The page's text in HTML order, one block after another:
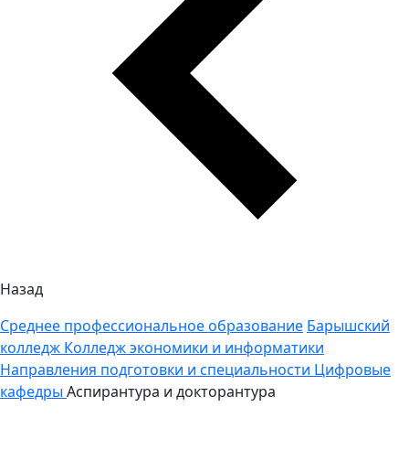
Назад
Среднее профессиональное образование Барышский
колледж Колледж экономики и информатики
Направления подготовки и специальности Цифровые
кафедры Аспирантура и докторантура